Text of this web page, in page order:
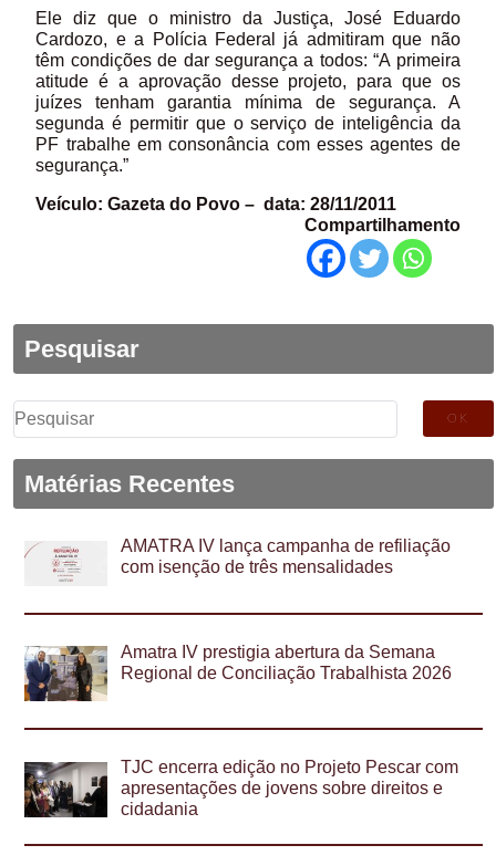
Ele diz que o ministro da Justiça, José Eduardo
Cardozo, e a Polícia Federal já admitiram que não
têm condições de dar segurança a todos: “A primeira
atitude é a aprovação desse projeto, para que os
juízes tenham garantia mínima de segurança. A
segunda é permitir que o serviço de inteligência da
PF trabalhe em consonância com esses agentes de
segurança.”
Veículo: Gazeta do Povo – data: 28/11/2011
Compartilhamento
Pesquisar
Pesquisar
por:
Matérias Recentes
AMATRA IV lança campanha de refiliação
com isenção de três mensalidades
Amatra IV prestigia abertura da Semana
Regional de Conciliação Trabalhista 2026
TJC encerra edição no Projeto Pescar com
apresentações de jovens sobre direitos e
cidadania